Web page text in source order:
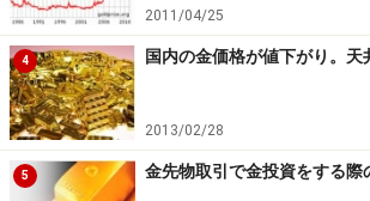
2011/04/25
4 国内の金価格が値下がり。天
2013/02/28
5 金先物取引で金投資をする際